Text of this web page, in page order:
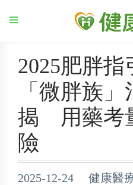
2025肥胖指
「微胖族
揭 用藥考
險
2025-12-24 健康醫